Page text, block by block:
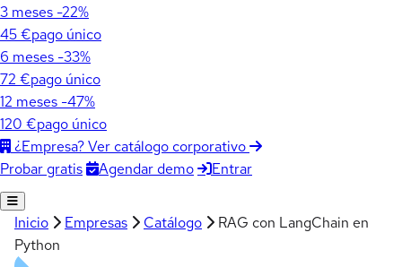
3 meses -22%
45 €pago único
6 meses -33%
72 €pago único
12 meses -47%
120 €pago único
¿Empresa? Ver catálogo corporativo
Probar gratis
Agendar demo Entrar
Inicio Empresas Catálogo
RAG con LangChain en
Python